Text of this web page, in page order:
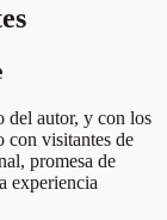
del autor, y con los
con visitantes de
promesa de
experiencia